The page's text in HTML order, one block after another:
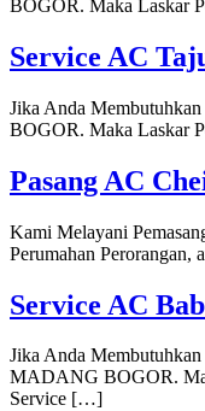
BOGOR. Maka Laskar
Service AC
Jika Anda
BOGOR. Maka Laskar
Pasang AC
Kami Melayani
Perumahan
Service AC
Jika Anda
MADANG BOGOR.
Service […]